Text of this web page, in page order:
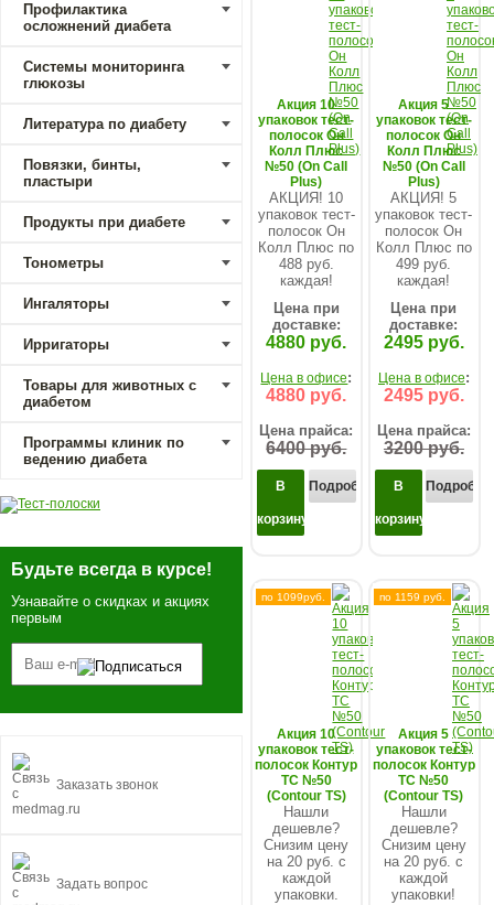
Профилактика
осложнений диабета
Системы мониторинга
глюкозы
Литература по диабету
Повязки, бинты,
пластыри
Продукты при диабете
Тонометры
Ингаляторы
Ирригаторы
Товары для животных с
диабетом
Программы клиник по
ведению диабета
Будьте всегда в курсе!
Узнавайте о скидках и акциях
первым
Заказать звонок
Задать вопрос
Акция 10
упаковок тест-
полосок Он
Колл Плюс
№50 (On Call
Plus)
АКЦИЯ! 10
упаковок тест-
полосок Он
Колл Плюс по
488 руб.
каждая!
Цена при
доставке:
4880 руб.
Цена в офисе:
4880 руб.
Цена прайса:
6400 руб.
В
корзину
Подробнее...
Акция 5
упаковок тест-
полосок Он
Колл Плюс
№50 (On Call
Plus)
АКЦИЯ! 5
упаковок тест-
полосок Он
Колл Плюс по
499 руб.
каждая!
Цена при
доставке:
2495 руб.
Цена в офисе:
2495 руб.
Цена прайса:
3200 руб.
В
корзину
по 1099руб.
Акция 10
упаковок тест-
полосок Контур
ТС №50
(Contour TS)
Нашли
дешевле?
Снизим цену
на 20 руб. с
каждой
упаковки.
по 1159 руб.
Акция 5
упаковок тест-
полосок Контур
ТС №50
(Contour TS)
Нашли
дешевле?
Снизим цену
на 20 руб. с
каждой
упаковки!